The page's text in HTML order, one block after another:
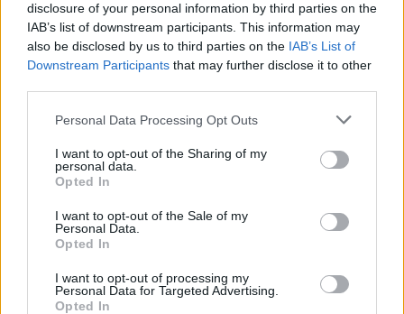
disclosure of your personal information by third parties on the
IAB’s list of downstream participants. This information may
also be disclosed by us to third parties on the IAB’s List of
Downstream Participants that may further disclose it to other
Personal Data Processing Opt Outs
I want to opt-out of the Sharing of my
personal data.
Opted In
I want to opt-out of the Sale of my
Personal Data.
Opted In
I want to opt-out of processing my
Personal Data for Targeted Advertising.
Opted In